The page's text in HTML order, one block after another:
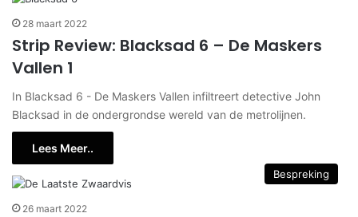
28 maart 2022
Strip Review: Blacksad 6 – De Maskers
Vallen 1
In Blacksad 6 - De Maskers Vallen infiltreert detective John
Blacksad in de ondergrondse wereld van de metrolijnen.
Lees Meer..
Bespreking
26 maart 2022